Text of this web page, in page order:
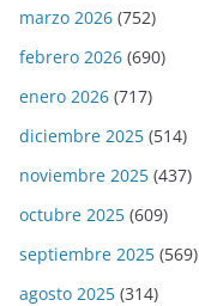
marzo 2026 (752)
febrero 2026 (690)
enero 2026 (717)
diciembre 2025 (514)
noviembre 2025 (437)
octubre 2025 (609)
septiembre 2025 (569)
agosto 2025 (314)